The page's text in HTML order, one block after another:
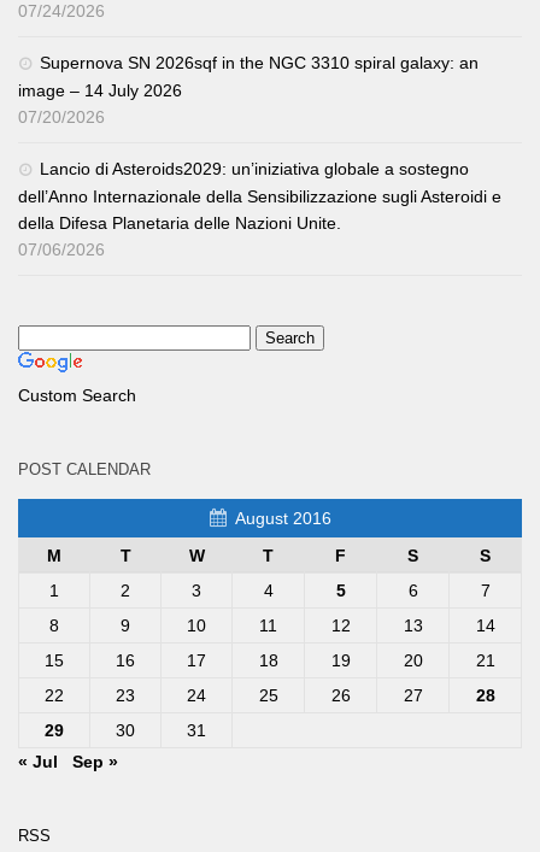
07/24/2026
Supernova SN 2026sqf in the NGC 3310 spiral galaxy: an
image – 14 July 2026
07/20/2026
Lancio di Asteroids2029: un’iniziativa globale a sostegno
dell’Anno Internazionale della Sensibilizzazione sugli Asteroidi e
della Difesa Planetaria delle Nazioni Unite.
07/06/2026
Custom Search
POST CALENDAR
August 2016
M
T W T F S
S
1
2 3 4 5 6
7
8
9 10 11 12 13
14
15
16 17 18 19 20
21
22
23 24 25 26 27
28
29
30
31
« Jul
Sep »
RSS